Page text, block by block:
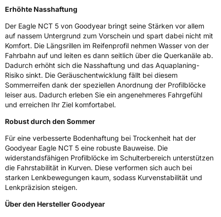
ZustandNeureifen
FelgenschutzFP
RunflatROF
EU Label
Effizienz D
NasshaftungC
Rollgeräusch (Klasse)B
Erhöhte Nasshaftung
Der Eagle NCT 5 von Goodyear bringt seine Stärken vor allem
auf nassem Untergrund zum Vorschein und spart dabei nicht mit
Komfort. Die Längsrillen im Reifenprofil nehmen Wasser von der
Fahrbahn auf und leiten es dann seitlich über die Querkanäle ab.
Dadurch erhöht sich die Nasshaftung und das Aquaplaning-
Risiko sinkt. Die Geräuschentwicklung fällt bei diesem
Sommerreifen dank der speziellen Anordnung der Profilblöcke
leiser aus. Dadurch erleben Sie ein angenehmeres Fahrgefühl
und erreichen Ihr Ziel komfortabel.
Robust durch den Sommer
Für eine verbesserte Bodenhaftung bei Trockenheit hat der
Goodyear Eagle NCT 5 eine robuste Bauweise. Die
widerstandsfähigen Profilblöcke im Schulterbereich unterstützen
die Fahrstabilität in Kurven. Diese verformen sich auch bei
starken Lenkbewegungen kaum, sodass Kurvenstabilität und
Lenkpräzision steigen.
Über den Hersteller Goodyear